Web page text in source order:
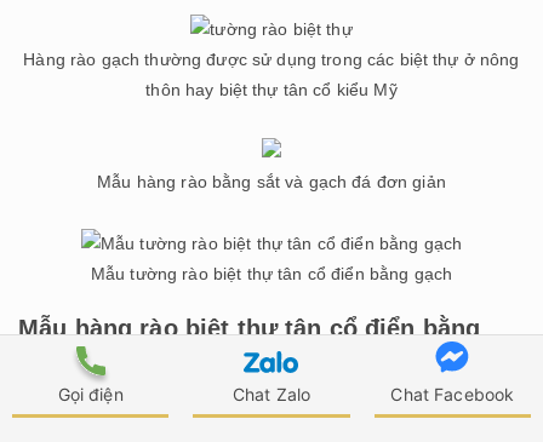
Gọi điện Chat Zalo Chat Facebook
Hàng rào gạch thường được sử dụng trong các biệt thự ở nông
thôn hay biệt thự tân cổ kiểu Mỹ
Mẫu hàng rào bằng sắt và gạch đá đơn giản
Mẫu tường rào biệt thự tân cổ điển bằng gạch
Mẫu hàng rào biệt thự tân cổ điển bằng
inox đẹp
Hàng rào inox đẹp được làm từ chất liệu inox, có